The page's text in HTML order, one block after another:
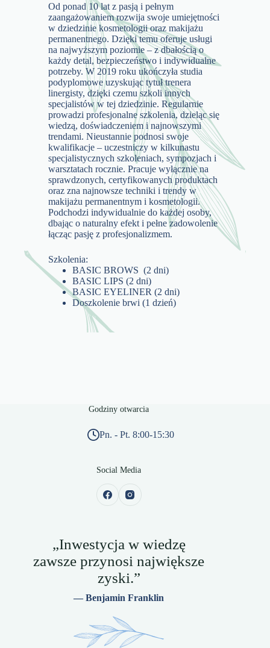
Od ponad 10 lat z pasją i pełnym
zaangażowaniem rozwija swoje umiejętności
w dziedzinie kosmetologii oraz makijażu
permanentnego. Dzięki temu oferuje usługi
na najwyższym poziomie – z dbałością o
każdy detal, bezpieczeństwo i indywidualne
potrzeby. W 2019 roku ukończyła studia
podyplomowe uzyskując tytuł trenera
linergisty, dzięki czemu szkoli innych
specjalistów w tej dziedzinie. Regularnie
prowadzi profesjonalne szkolenia, dzieląc się
wiedzą, doświadczeniem i najnowszymi
trendami. Nieustannie podnosi swoje
kwalifikacje – uczestniczy w kilkunastu
specjalistycznych szkoleniach, sympozjach i
warsztatach rocznie. Pracuje wyłącznie na
sprawdzonych, certyfikowanych produktach
oraz zna najnowsze techniki i trendy w
makijażu permanentnym i kosmetologii.
Podchodzi indywidualnie do każdej osoby,
dbając o naturalny efekt i pełne zadowolenie
łącząc pasję z profesjonalizmem.
Szkolenia:
BASIC BROWS (2 dni)
BASIC LIPS (2 dni)
BASIC EYELINER (2 dni)
Doszkolenie brwi (1 dzień)
Godziny otwarcia
Pn. - Pt. 8:00-15:30
Social Media
„Inwestycja w wiedzę
zawsze przynosi największe
zyski.”
— Benjamin Franklin